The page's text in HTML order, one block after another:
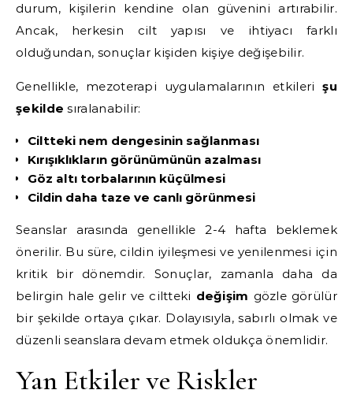
durum, kişilerin kendine olan güvenini artırabilir.
Ancak, herkesin cilt yapısı ve ihtiyacı farklı
olduğundan, sonuçlar kişiden kişiye değişebilir.
Genellikle, mezoterapi uygulamalarının etkilerişu
şekilde sıralanabilir:
Ciltteki nem dengesinin sağlanması
Kırışıklıkların görünümünün azalması
Göz altı torbalarının küçülmesi
Cildin daha taze ve canlı görünmesi
Seanslar arasında genellikle 2-4 hafta beklemek
önerilir. Bu süre, cildin iyileşmesi ve yenilenmesi için
kritik bir dönemdir. Sonuçlar, zamanla daha da
belirgin hale gelir ve ciltteki değişim gözle görülür
bir şekilde ortaya çıkar. Dolayısıyla, sabırlı olmak ve
düzenli seanslara devam etmek oldukça önemlidir.
Yan Etkiler ve Riskler